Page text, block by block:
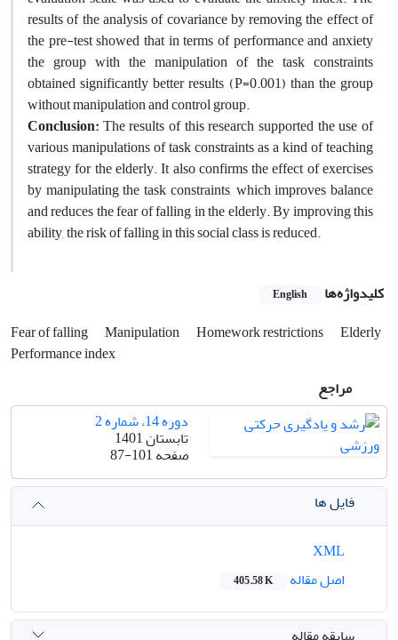
results of the analysis of covariance by removing the effect of
the pre-test showed that in terms of performance and anxiety
the group with the manipulation of the task constraints
obtained significantly better results (P=0.001) than the group
without manipulation and control group.
Conclusion:The results of this research supported the use of
various manipulations of task constraints as a kind of teaching
strategy for the elderly. It also confirms the effect of exercises
by manipulating the task constraints, which improves balance
and reduces the fear of falling in the elderly. By improving this
ability, the risk of falling in this social class is reduced.
کلیدواژه‌ها English
Fear of falling Manipulation Homework restrictions
Elderly
Performance index
مراجع
دوره 14، شماره 2
تابستان 1401
صفحه87-101
فایل ها
اصل مقاله
405.58 K